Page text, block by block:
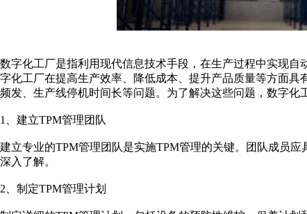
数字化工厂是指利用现代信息技术手段，在生产过程中实现
字化工厂在提高生产效率、降低成本、提升产品质量等方面
频发、生产线停机时间长等问题。为了解决这些问题，数字化
1、建立TPM管理团队
建立专业的TPM管理团队是实施TPM管理的关键。团队成员
深入了解。
2、制定TPM管理计划